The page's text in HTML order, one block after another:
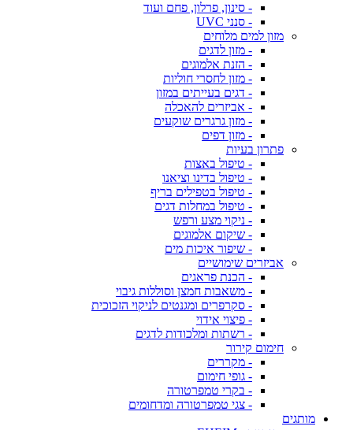
- סינון, פרלון, פחם ועוד
- סנני UVC
מזון למים מלוחים
- מזון לדגים
- הזנת אלמוגים
- מזון לחסרי חוליות
- דגים בעייתים במזון
- אביזרים להאכלה
- מזון גרגרים שוקעים
- מזון דפים
פתרון בעיות
- טיפול באצות
- טיפול בדינו וציאנו
- טיפול בטפילים בריף
- טיפול במחלות דגים
- ניקוי מצע ורפש
- שיקום אלמוגים
- שיפור איכות מים
אביזרים שימושיים
- הכנת פראגים
- משאבות חמצן וסוללות גיבוי
- סקרפרים ומגנטים לניקוי הזכוכית
- פיצוי אידוי
- רשתות ומלכודות לדגים
חימום קירור
- מקררים
- גופי חימום
- בקרי טמפרטורה
- צגי טמפרטורה ומדחומים
מותגים